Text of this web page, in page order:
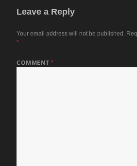
Leave a Reply
Your email address will not be published.
*
COMMENT*